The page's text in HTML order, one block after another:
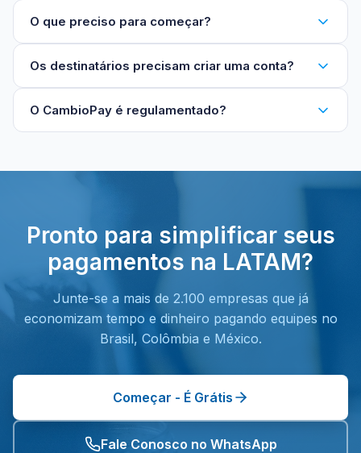
O que preciso para começar?
Os destinatários precisam criar uma conta?
O CambioPay é regulamentado?
Pronto para simplificar seus
pagamentos na LATAM?
Junte-se a mais de 2.100 empresas que já
economizam tempo e dinheiro pagando equipes no
Brasil, Colômbia e México.
Começar - É Grátis
Fale Conosco no WhatsApp